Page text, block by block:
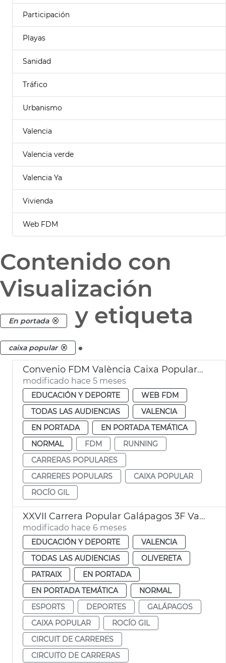
Participación
Playas
Sanidad
Tráfico
Urbanismo
Valencia
Valencia verde
Valencia Ya
Vivienda
Web FDM
Contenido con
Visualización
En portada y etiqueta
caixa popular .
Convenio FDM València Caixa Popular running popular
modificado hace 5 meses
EDUCACIÓN Y DEPORTE
WEB FDM
TODAS LAS AUDIENCIAS
VALENCIA
EN PORTADA
EN PORTADA TEMÁTICA
NORMAL
FDM
RUNNING
CARRERAS POPULARES
CARRERES POPULARS
CAIXA POPULAR
ROCÍO GIL
XXVII Carrera Popular Galápagos 3F València 2026
modificado hace 6 meses
EDUCACIÓN Y DEPORTE
VALENCIA
TODAS LAS AUDIENCIAS
OLIVERETA
PATRAIX
EN PORTADA
EN PORTADA TEMÁTICA
NORMAL
ESPORTS
DEPORTES
GALÁPAGOS
CAIXA POPULAR
ROCÍO GIL
CIRCUIT DE CARRERES
CIRCUITO DE CARRERAS